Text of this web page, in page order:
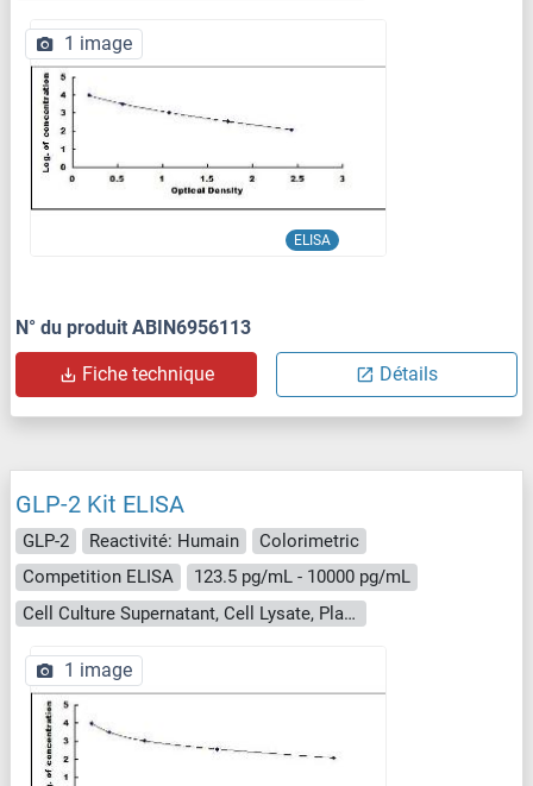
ELISA
1 image
N° du produit ABIN6956113
Fiche technique Détails
GLP-2 Kit ELISA
GLP-2 Reactivité: Humain
Colorimetric
Competition ELISA
123.5 pg/mL - 10000 pg/mL
Cell Culture Supernatant, Cell Lysate, Plasma, Serum, Tissue Homogenate
1 image